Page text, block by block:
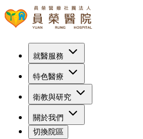
就醫服務
特色醫療
衛教與研究
關於我們
切換院區